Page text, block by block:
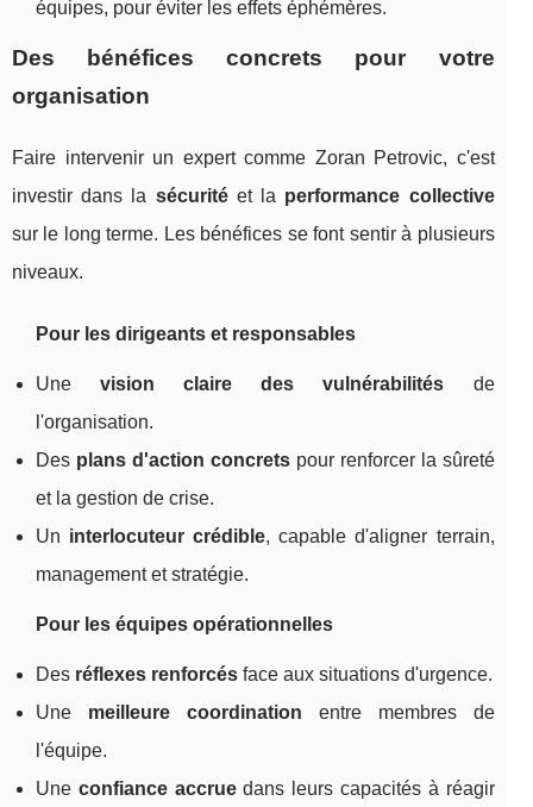
équipes, pour éviter les effets éphémères.
Des bénéfices concrets pour votre
organisation
Faire intervenir un expert comme Zoran Petrovic, c'est
investir dans la sécuritéet la performance collective
sur le long terme. Les bénéfices se font sentir à plusieurs
niveaux.
Pour les dirigeants et responsables
Unevision claire des vulnérabilités de
l'organisation.
Des plans d'action concretspour renforcer la sûreté
et la gestion de crise.
Un interlocuteur crédible, capable d'aligner terrain,
management et stratégie.
Pour les équipes opérationnelles
Des réflexes renforcés face aux situations d'urgence.
Une meilleure coordination entre membres de
l'équipe.
Une confiance accruedans leurs capacités à réagir